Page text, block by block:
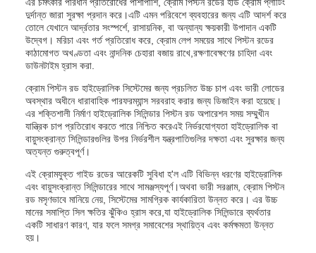
দুর্দান্ত জারা সুরক্ষা প্রদান করে।এটি এমন পরিবেশে ব্যবহারের জন্য এটি আদর্শ করে
তোলে যেখানে আর্দ্রতার সংস্পর্শে, রাসায়নিক, বা অন্যান্য ক্ষয়কারী উপাদান একটি
উদ্বেগ। মরিচা এবং গর্ত প্রতিরোধ করে, ক্রোম লেপ সময়ের সাথে পিস্টন রডের
কাঠামোগত অখণ্ডতা এবং নান্দনিক চেহারা বজায় রাখে,রক্ষণাবেক্ষণের চাহিদা এবং
ডাউনটাইম হ্রাস করা.
ক্রোম পিস্টন রড হাইড্রোলিক সিস্টেমের জন্য প্রচলিত উচ্চ চাপ এবং ভারী লোডের
অবস্থার অধীনে ধারাবাহিক পারফরম্যান্স সরবরাহ করার জন্য ডিজাইন করা হয়েছে।
এর শক্তিশালী নির্মাণ হাইড্রোলিক সিলিন্ডার পিস্টন রড অপারেশন সময় সম্মুখীন
যান্ত্রিক চাপ প্রতিরোধ করতে পারে নিশ্চিত করেএই নির্ভরযোগ্যতা হাইড্রোলিক বা
বায়ুসংক্রান্ত সিলিন্ডারগুলির উপর নির্ভরশীল যন্ত্রপাতিগুলির দক্ষতা এবং সুরক্ষার জন্য
অত্যন্ত গুরুত্বপূর্ণ।
এই ক্রোমযুক্ত গাইড রডের আরেকটি সুবিধা হ'ল এটি বিভিন্ন ধরণের হাইড্রোলিক
এবং বায়ুসংক্রান্ত সিলিন্ডারের সাথে সামঞ্জস্যপূর্ণ।অথবা ভারী সরঞ্জাম, ক্রোম পিস্টন
রড মসৃণভাবে মানিয়ে নেয়, সিস্টেমের সামগ্রিক কার্যকারিতা উন্নত করে। এর উচ্চ
মানের সমাপ্তি সিল ক্ষতির ঝুঁকিও হ্রাস করে,যা হাইড্রোলিক সিলিন্ডারে ব্যর্থতার
একটি সাধারণ কারণ, যার ফলে সমগ্র সমাবেশের স্থায়িত্ব এবং কর্মক্ষমতা উন্নত
হয়।